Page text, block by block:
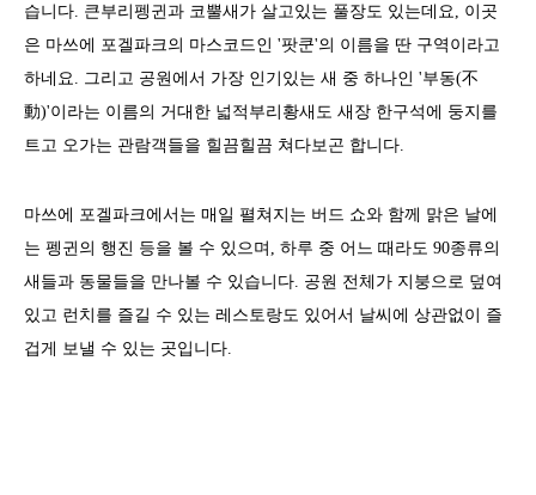
습니다. 큰부리펭귄과 코뿔새가 살고있는 풀장도 있는데요, 이곳
은 마쓰에 포겔파크의 마스코드인 '팟쿤'의 이름을 딴 구역이라고
하네요. 그리고 공원에서 가장 인기있는 새 중 하나인 '부동(不
動)'이라는 이름의 거대한 넓적부리황새도 새장 한구석에 둥지를
트고 오가는 관람객들을 힐끔힐끔 쳐다보곤 합니다.
마쓰에 포겔파크에서는 매일 펼쳐지는 버드 쇼와 함께 맑은 날에
는 펭귄의 행진 등을 볼 수 있으며, 하루 중 어느 때라도 90종류의
새들과 동물들을 만나볼 수 있습니다. 공원 전체가 지붕으로 덮여
있고 런치를 즐길 수 있는 레스토랑도 있어서 날씨에 상관없이 즐
겁게 보낼 수 있는 곳입니다.